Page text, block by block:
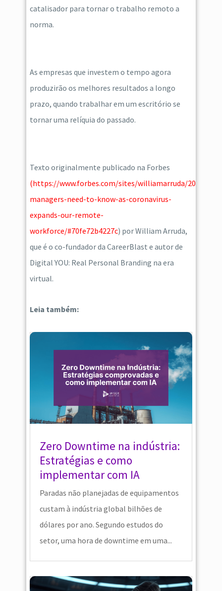
catalisador para tornar o trabalho remoto a
norma.
As empresas que investem o tempo agora
produzirão os melhores resultados a longo
prazo, quando trabalhar em um escritório se
tornar uma relíquia do passado.
Texto originalmente publicado na Forbes
(https://www.forbes.com/sites/williamarruda/2020/03/
managers-need-to-know-as-coronavirus-
expands-our-remote-
workforce/#70fe72b4227c) por William Arruda,
que é o co-fundador da CareerBlast e autor de
Digital YOU: Real Personal Branding na era
virtual.
Leia também:
Zero Downtime na indústria:
Estratégias e como
implementar com IA
Paradas não planejadas de equipamentos
custam à indústria global bilhões de
dólares por ano. Segundo estudos do
setor, uma hora de downtime em uma...